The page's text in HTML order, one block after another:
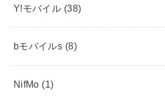
Y!モバイル (38)
bモバイルs (8)
NifMo (1)